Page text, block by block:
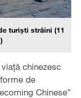
turiști străini (11
chinezesc
de
Chinese”